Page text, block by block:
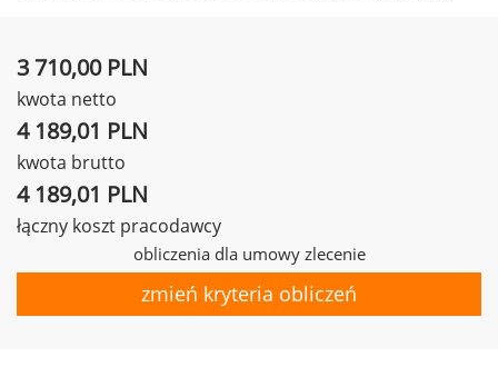
3 710,00 PLN
kwota netto
4 189,01 PLN
kwota brutto
4 189,01 PLN
łączny koszt pracodawcy
obliczenia dla umowy zlecenie
zmień kryteria obliczeń